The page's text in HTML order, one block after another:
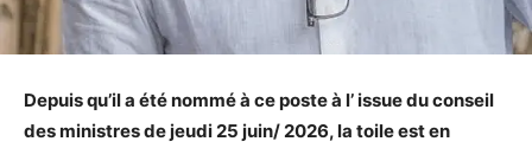
Depuis qu’il a été nommé à ce poste à l’ issue du conseil
des ministres de jeudi 25 juin/ 2026, la toile est en